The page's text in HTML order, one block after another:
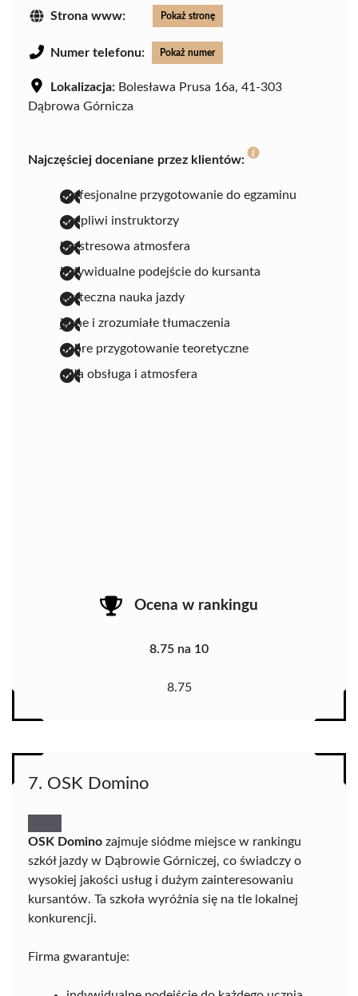
Strona www: Pokaż stronę
Numer telefonu: Pokaż numer
Lokalizacja: Bolesława Prusa 16a, 41-303
Dąbrowa Górnicza
Najczęściej doceniane przez klientów:
profesjonalne przygotowanie do egzaminu
cierpliwi instruktorzy
bezstresowa atmosfera
indywidualne podejście do kursanta
skuteczna nauka jazdy
jasne i zrozumiałe tłumaczenia
dobre przygotowanie teoretyczne
miła obsługa i atmosfera
Ocena w rankingu
8.75 na 10
8.75
7. OSK Domino
OSK Domino zajmuje siódme miejsce w rankingu
szkół jazdy w Dąbrowie Górniczej, co świadczy o
wysokiej jakości usług i dużym zainteresowaniu
kursantów. Ta szkoła wyróżnia się na tle lokalnej
konkurencji.
Firma gwarantuje: